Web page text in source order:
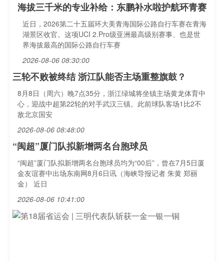
海拔三千米的专业补给：东鹏补水啦护航环青赛
近日，2026第二十五届环大美青海国际公路自行车赛在青海
湖景区收官。这项UCI 2.Pro级亚洲最高级别赛事、也是世
界海拔最高的国际公路自行车赛
2026-08-06 08:30:00
三轮不败被终结 浙江队能否主场重整旗鼓？
8月8日（周六）晚7点35分，浙江绿城将坐镇主场黄龙体育中
心，迎战中超第22轮的对手武汉三镇。此前球队客场1比2不
敌北京国安
2026-08-06 08:48:00
“闽超”厦门队拟新增两名台胞球员
“闽超”厦门队拟新增两名台胞球员均为“00后”，曾在7月5日厦
金友谊赛中出场东南网8月6日讯（海峡导报记者 朱黄 郑丽
金） 近日
2026-08-06 10:41:00